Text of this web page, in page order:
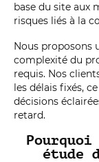
base du site aux
risques liés à la
Nous proposons
complexité du
requis. Nos
les délais fixés,
décisions
retard.
étude